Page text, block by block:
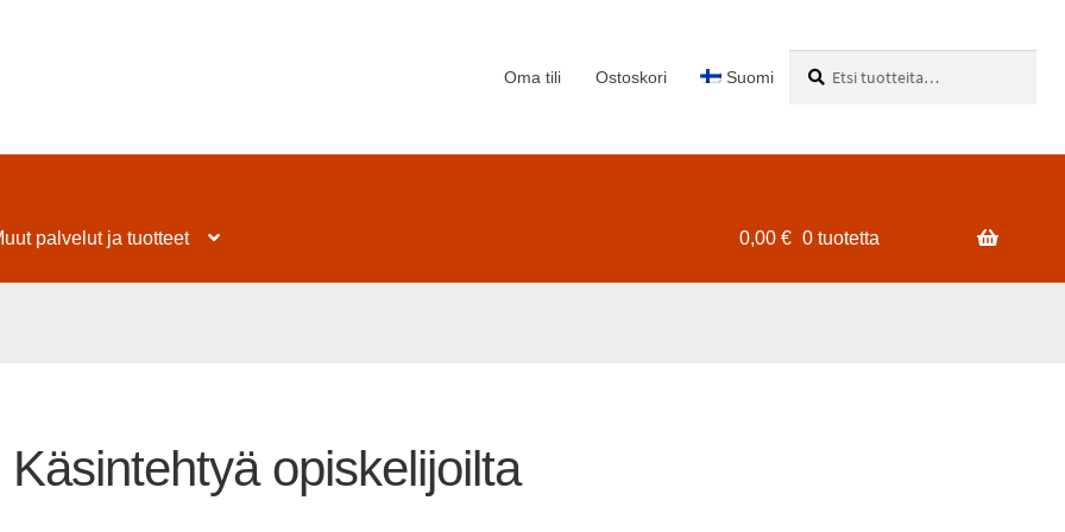
Oma tili Ostoskori Suomi
Haku
palvelut ja tuotteet 0,00€ 0 tuotetta
Käsintehtyä opiskelijoilta